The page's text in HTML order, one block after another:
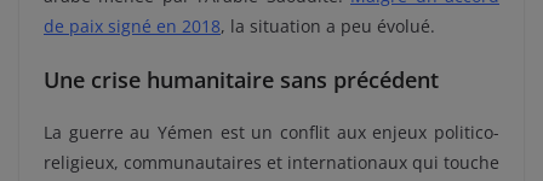
de paix signé en 2018, la situation a peu évolué.
Une crise humanitaire sans précédent
La guerre au Yémen est un conflit aux enjeux politico-
religieux, communautaires et internationaux qui touche